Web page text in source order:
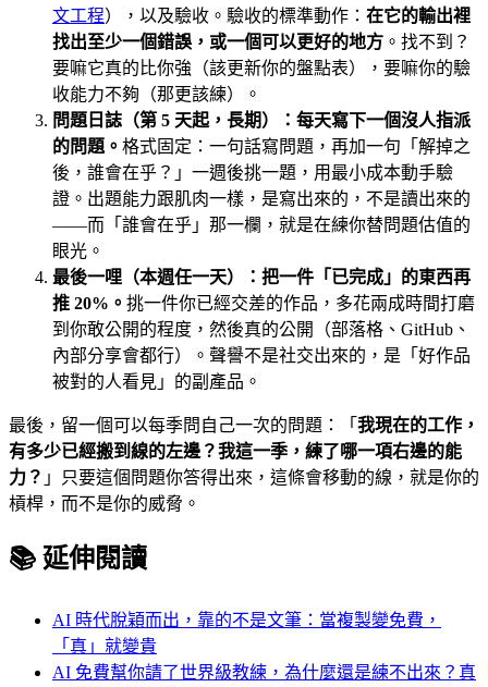
文工程），以及驗收。驗收的標準動作： 在它的輸出裡
找出至少一個錯誤，或一個可以更好的地方 。找不到？
要嘛它真的比你強（該更新你的盤點表），要嘛你的驗
收能力不夠（那更該練）。
問題日誌（第 5 天起，長期）：每天寫下一個沒人指派
的問題。 格式固定：一句話寫問題，再加一句「解掉之
後，誰會在乎？」一週後挑一題，用最小成本動手驗
證。出題能力跟肌肉一樣，是寫出來的，不是讀出來的
——而「誰會在乎」那一欄，就是在練你替問題估值的
眼光。
最後一哩（本週任一天）：把一件「已完成」的東西再
推 20%。 挑一件你已經交差的作品，多花兩成時間打磨
到你敢公開的程度，然後真的公開（部落格、GitHub、
內部分享會都行）。聲譽不是社交出來的，是「好作品
被對的人看見」的副產品。
最後，留一個可以每季問自己一次的問題：「 我現在的工作，
有多少已經搬到線的左邊？我這一季，練了哪一項右邊的能
力？ 」只要這個問題你答得出來，這條會移動的線，就是你的
槓桿，而不是你的威脅。
📚 延伸閱讀
AI 時代脫穎而出，靠的不是文筆：當複製變免費，
「真」就變貴
AI 免費幫你請了世界級教練，為什麼還是練不出來？真